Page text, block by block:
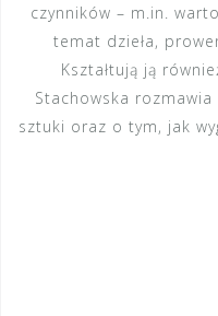
czynników – m.in.
temat dzieła,
Kształtują ją
Stachowska rozmawia
sztuki oraz o tym, jak